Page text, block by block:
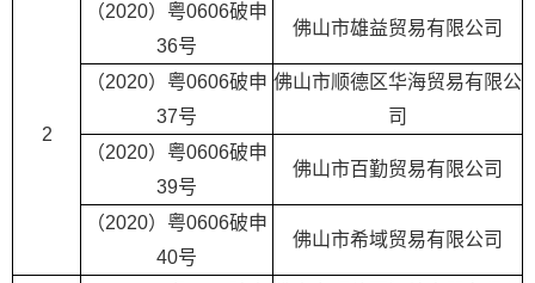
2
（2020）粤0606破申
36号
佛山市雄益贸易有限公司
（2020）粤0606破申
37号
佛山市顺德区华海贸易有限公
司
（2020）粤0606破申
39号
佛山市百勤贸易有限公司
（2020）粤0606破申
40号
佛山市希域贸易有限公司